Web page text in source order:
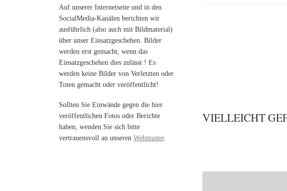
VIELLEICHT
Auf unserer Internetseite und in den
SocialMedia-Kanälen berichten wir
ausführlich (also auch mit Bildmaterial)
über unser Einsatzgeschehen. Bilder
werden erst gemacht, wenn das
Einsatzgeschehen dies zulässt ! Es
werden keine Bilder von Verletzten oder
Toten gemacht oder veröffentlicht!
Sollten Sie Einwände gegen die hier
veröffentlichen Fotos oder Berichte
haben, wenden Sie sich bitte
vertrauensvoll an unseren Webmaster.